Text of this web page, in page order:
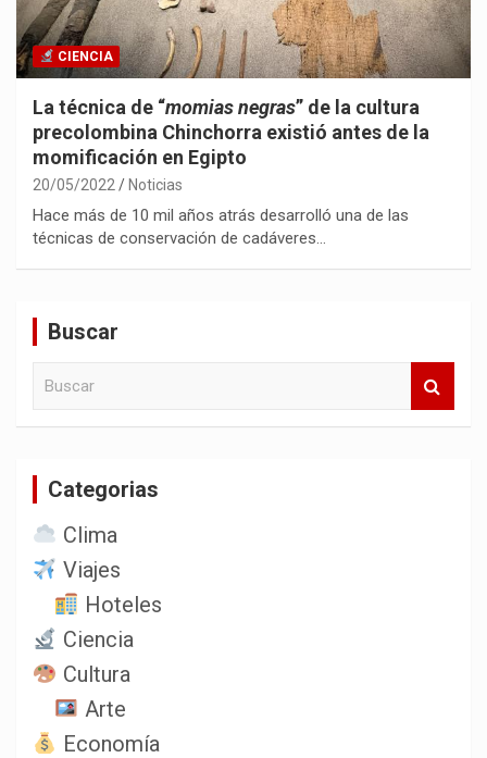
CIENCIA
La técnica de “momias negras” de la cultura
precolombina Chinchorra existió antes de la
momificación en Egipto
20/05/2022 Noticias
Hace más de 10 mil años atrás desarrolló una de las
técnicas de conservación de cadáveres…
Buscar
Categorias
Clima
Viajes
Hoteles
Ciencia
Cultura
Arte
Economía